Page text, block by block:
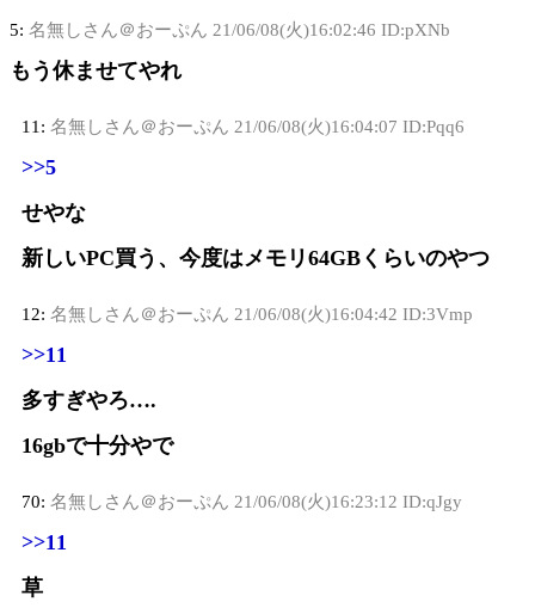
5: 名無しさん＠おーぷん 21/06/08(火)16:02:46 ID:pXNb
もう休ませてやれ
11: 名無しさん＠おーぷん 21/06/08(火)16:04:07 ID:Pqq6
>>5
せやな
新しいPC買う、今度はメモリ64GBくらいのやつ
12: 名無しさん＠おーぷん 21/06/08(火)16:04:42 ID:3Vmp
>>11
多すぎやろ….
16gbで十分やで
70: 名無しさん＠おーぷん 21/06/08(火)16:23:12 ID:qJgy
>>11
草